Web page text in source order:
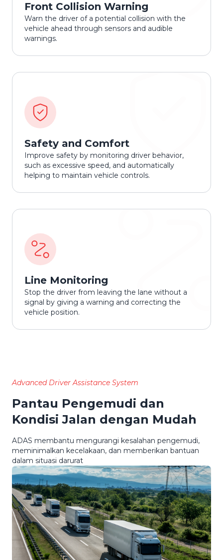
Front Collision Warning
Warn the driver of a potential collision with the
vehicle ahead through sensors and audible
warnings.
Safety and Comfort
Improve safety by monitoring driver behavior,
such as excessive speed, and automatically
helping to maintain vehicle controls.
Line Monitoring
Stop the driver from leaving the lane without a
signal by giving a warning and correcting the
vehicle position.
Advanced Driver Assistance System
Pantau Pengemudi dan
Kondisi Jalan dengan Mudah
ADAS membantu mengurangi kesalahan pengemudi,
meminimalkan kecelakaan, dan memberikan bantuan
dalam situasi darurat